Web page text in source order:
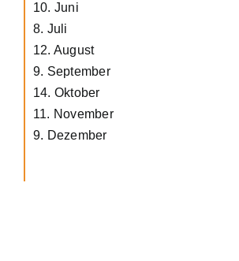
10. Juni
8. Juli
12. August
9. September
14. Oktober
11. November
9. Dezember